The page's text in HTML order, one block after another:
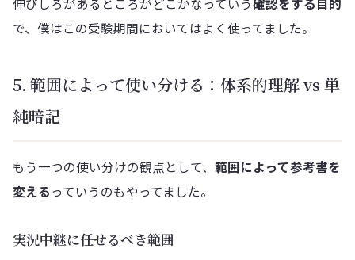
で、僕はこの受験期間においてはよく使ってました。
5. 範囲によって使い分ける：体系的理解 vs 単
純暗記
もう一つの使い分けの観点として、 範囲によって参考書を
変えるっていうのもやってました。
実況中継に任せるべき範囲